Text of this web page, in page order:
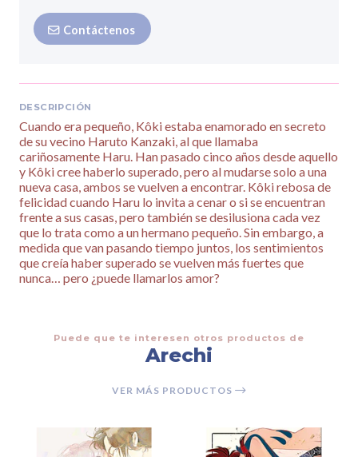
Contáctenos
DESCRIPCIÓN
Cuando era pequeño, Kôki estaba enamorado en secreto
de su vecino Haruto Kanzaki, al que llamaba
cariñosamente Haru. Han pasado cinco años desde aquello
y Kôki cree haberlo superado, pero al mudarse solo a una
nueva casa, ambos se vuelven a encontrar. Kôki rebosa de
felicidad cuando Haru lo invita a cenar o si se encuentran
frente a sus casas, pero también se desilusiona cada vez
que lo trata como a un hermano pequeño. Sin embargo, a
medida que van pasando tiempo juntos, los sentimientos
que creía haber superado se vuelven más fuertes que
nunca… pero ¿puede llamarlos amor?
Puede que te interesen otros productos de
Arechi
VER MÁS PRODUCTOS